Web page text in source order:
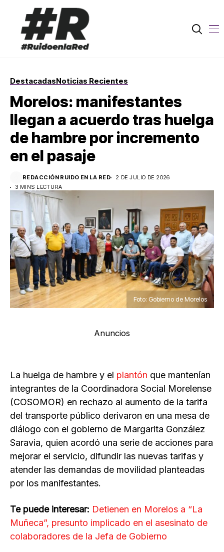
DestacadasNoticias Recientes
Morelos: manifestantes
llegan a acuerdo tras huelga
de hambre por incremento
en el pasaje
REDACCIÓN RUIDO EN LA RED
2 DE JULIO DE 2026
3 MINS LECTURA
Foto: Gobierno de Morelos
Anuncios
La huelga de hambre y el plantón que mantenían
integrantes de la Coordinadora Social Morelense
(COSOMOR) en rechazo al aumento de la tarifa
del transporte público derivaron en una mesa de
diálogo con el gobierno de Margarita González
Saravia, quien acordó una serie de acciones para
mejorar el servicio, difundir las nuevas tarifas y
atender las demandas de movilidad planteadas
por los manifestantes.
Te puede interesar: Detienen en Morelos a “La
Muñeca”, presunto implicado en el asesinato de
colaboradores de la Jefa de Gobierno